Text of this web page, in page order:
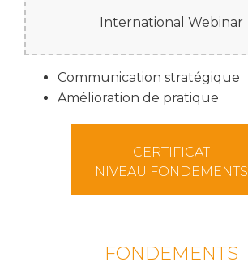
International Webinar
Communication stratégique
Amélioration de pratique
CERTIFICAT
NIVEAU FONDEMENTS
FONDEMENTS